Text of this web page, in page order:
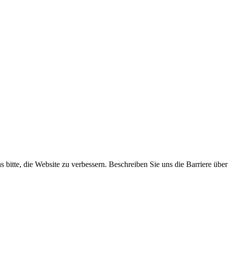
die Website zu verbessern. Beschreiben Sie uns die Barriere über